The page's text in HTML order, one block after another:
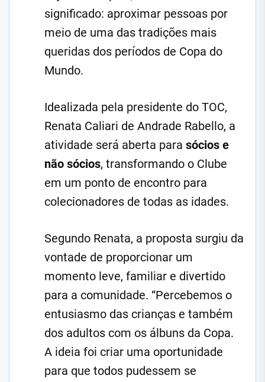
significado: aproximar pessoas por
meio de uma das tradições mais
queridas dos períodos de Copa do
Mundo.
Idealizada pela presidente do TOC,
Renata Caliari de Andrade Rabello, a
atividade será aberta para sócios e
não sócios, transformando o Clube
em um ponto de encontro para
colecionadores de todas as idades.
Segundo Renata, a proposta surgiu da
vontade de proporcionar um
momento leve, familiar e divertido
para a comunidade. “Percebemos o
entusiasmo das crianças e também
dos adultos com os álbuns da Copa.
A ideia foi criar uma oportunidade
para que todos pudessem se